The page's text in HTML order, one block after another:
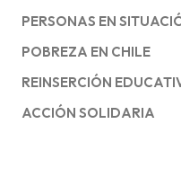
PERSONAS EN
POBREZA EN CHILE
REINSERCIÓN
ACCIÓN SOLIDARIA